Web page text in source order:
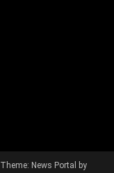
Theme: News Portal by